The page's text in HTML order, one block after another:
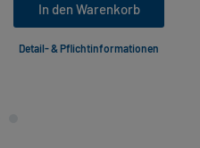
In den Warenkorb
Detail- & Pflichtinformationen